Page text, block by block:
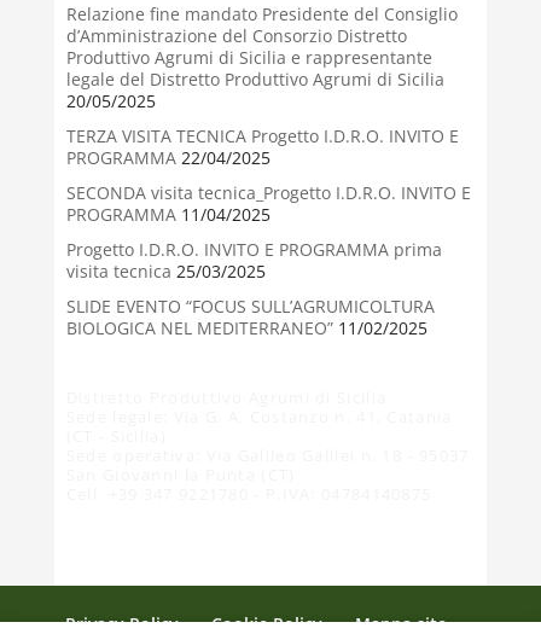
Relazione fine mandato Presidente del Consiglio
d’Amministrazione del Consorzio Distretto
Produttivo Agrumi di Sicilia e rappresentante
legale del Distretto Produttivo Agrumi di Sicilia
20/05/2025
TERZA VISITA TECNICA Progetto I.D.R.O. INVITO E
PROGRAMMA22/04/2025
SECONDA visita tecnica_Progetto I.D.R.O. INVITO E
PROGRAMMA11/04/2025
Progetto I.D.R.O. INVITO E PROGRAMMA prima
visita tecnica 25/03/2025
SLIDE EVENTO “FOCUS SULL’AGRUMICOLTURA
BIOLOGICA NEL MEDITERRANEO”11/02/2025
Privacy Policy Cookie Policy Mappa sito